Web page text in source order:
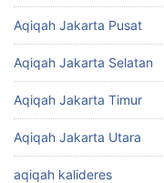
Aqiqah Jakarta Pusat
Aqiqah Jakarta Selatan
Aqiqah Jakarta Timur
Aqiqah Jakarta Utara
aqiqah kalideres